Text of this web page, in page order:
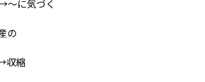
～に気づく
の
収縮